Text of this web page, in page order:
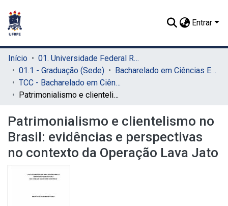
Entrar
Início
01. Universidade Federal Rural de Pernambuco - UFRPE (Sede)
01.1 - Graduação (Sede)
Bacharelado em Ciências Econômicas (Sede)
TCC - Bacharelado em Ciências Econômicas (Sede)
Patrimonialismo e clientelismo no Brasil: evidências e perspectivas no contexto da Operação Lava Jato
Patrimonialismo e clientelismo no
Brasil: evidências e perspectivas
no contexto da Operação Lava Jato